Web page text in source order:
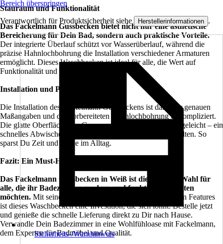
Stauraum und Funktionalität
Das Fackelmann Gussbecken bietet nicht nur eine ästhetische
Bereicherung für Dein Bad, sondern auch praktische Vorteile.
Der integrierte Überlauf schützt vor Wasserüberlauf, während die
präzise Hahnlochbohrung die Installation verschiedener Armaturen
ermöglicht. Dieses Waschbecken ist ideal für alle, die Wert auf
Funktionalität und Stil legen.
Installation und Pflege
Die Installation des Fackelmann Gussbeckens ist dank der genauen
Maßangaben und der vorbereiteten Hahnlochbohrung unkompliziert.
Die glatte Oberfläche des Gussmarmors ist besonders pflegeleicht – ein
schnelles Abwischen genügt, um das Becken sauber zu halten. So
sparst Du Zeit und Mühe im Alltag.
Fazit: Ein Must-Have für jedes moderne Badezimmer
Das Fackelmann Gussbecken in Weiß ist die perfekte Wahl für
alle, die ihr Badezimmer modern und funktional gestalten
möchten. Mit seinem zeitlosen Design und den praktischen Features
ist dieses Waschbecken eine Investition, die sich lohnt. Bestelle jetzt
und genieße die schnelle Lieferung direkt zu Dir nach Hause.
Verwandle Dein Badezimmer in eine Wohlfühloase mit Fackelmann,
dem Experten für Badmöbel und Qualität.
Bereich überspringen
Verantwortlich für Produktsicherheit siehe Herstellerinformationen .
Sicherheits-/Warnhinweis